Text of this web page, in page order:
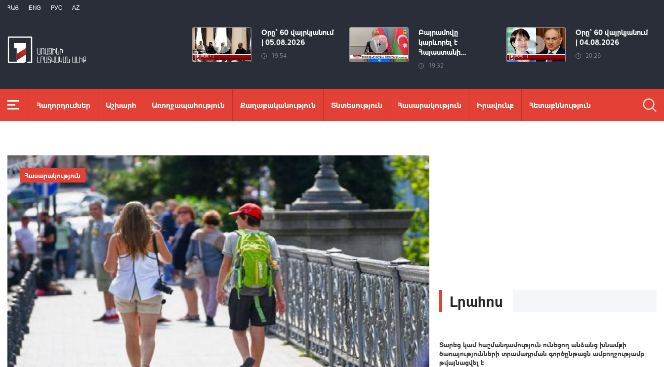
ՀԱՅ ENG РУС AZ
Օրը՝ 60 վայրկյանում
| 05.08.2026
19:54
Բայրամովը
կարևորել է
Հայաստանի...
19:32
Օրը՝ 60 վայրկյանում
| 04.08.2026
20:26
Հաղորդումներ Աշխարհ Առողջապահություն Քաղաքականություն Տնտեսություն Հասարակություն Իրավունք Հետաքննություն
Հասարակություն
Լրահոս
Տարեց կամ հաշմանդամություն ունեցող անձանց խնամքի
ծառայությունների տրամադրման գործընթացն ամբողջությամբ
թվայնացվել է